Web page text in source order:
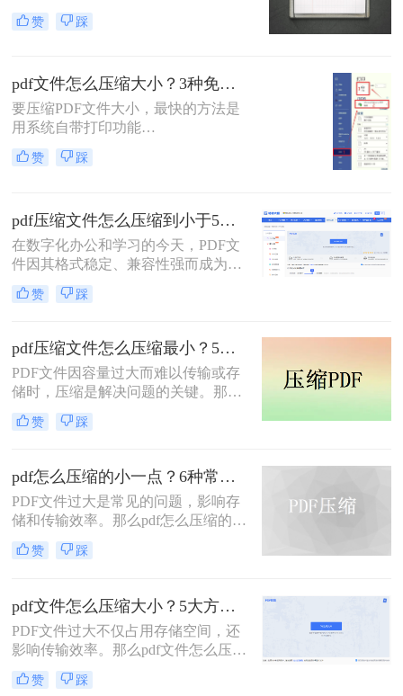
了大量的存储空间，还影响了文件的
上传速度和分享效率。那么pdf文件过
松解决PDF文件过大的问题。
赞 踩
pdf文件怎么压缩大小？3种免费+1种专业方法全攻略（附决策表）！
要压缩PDF文件大小，最快的方法是
用系统自带打印功能
（Windows/macOS均支持）或在线免
费工具（如PDFmao、转转大师）直
业软件「转转大师PDF转换器」——
它支持自定义压缩等级、图片重采
样，且完全本地处理，安全无广告。
的需求，然后逐一详解每种方法的具
赞 踩
pdf压缩文件怎么压缩到小于5M？4种压缩方法终极指南！
在数字化办公和学习的今天，PDF文
件因其格式稳定、兼容性强而成为我
们日常传输文档的首选。然而，我们
常常会遇到一个令人头疼的问题：一
清图片、复杂图表或嵌入字体而体积
庞大，动辄几十兆甚至上百兆。无论
是通过电子邮件发送（通常有附件大
小限制）、上传至学习平台还是提交
至企业系统，文件大小限制（如常见
的5MB）往往是一道难以逾越的关
5M呢？
赞 踩
pdf压缩文件怎么压缩最小？5个常用方法全解析！
PDF文件因容量过大而难以传输或存
储时，压缩是解决问题的关键。那么
pdf压缩文件怎么压缩最小呢？本文将
介绍几种高效压缩PDF的方法，帮助
赞 踩
pdf怎么压缩的小一点？6种常用方案详解！
PDF文件过大是常见的问题，影响存
储和传输效率。那么pdf怎么压缩的小
一点呢？本文将详解6种主流压缩方
案，助你快速解决文件体积过大的困
赞 踩
pdf文件怎么压缩大小？5大方法深度解析与实操指南！
PDF文件过大不仅占用存储空间，还
影响传输效率。那么pdf文件怎么压缩
大小呢？本文将系统介绍5种主流压
缩方法，助你精准平衡文件体积与质
赞 踩